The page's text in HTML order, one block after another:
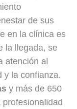
de sus
en la clínica es
la llegada, se
atención al
y la confianza.
y más de 650